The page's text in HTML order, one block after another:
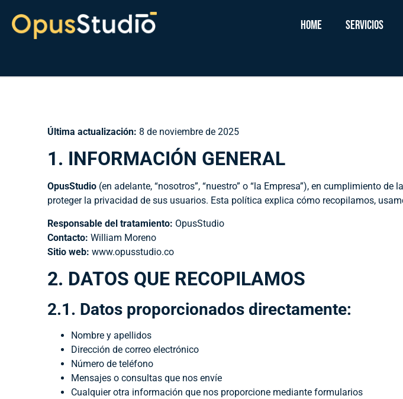
HOME SERVICIOS
Última actualización: 8 de noviembre de 2025
1. INFORMACIÓN GENERAL
OpusStudio (en adelante, “nosotros”, “nuestro” o “la Empresa”), en cumplimiento
proteger la privacidad de sus usuarios. Esta política explica cómo recopilamos,
Responsable del tratamiento: OpusStudio
Contacto: William Moreno
Sitio web: www.opusstudio.co
2. DATOS QUE RECOPILAMOS
2.1. Datos proporcionados directamente:
Nombre y apellidos
Dirección de correo electrónico
Número de teléfono
Mensajes o consultas que nos envíe
Cualquier otra información que nos proporcione mediante formularios